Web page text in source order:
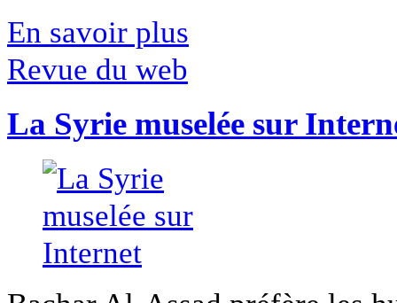
En savoir plus
Revue du web
La Syrie muselée sur